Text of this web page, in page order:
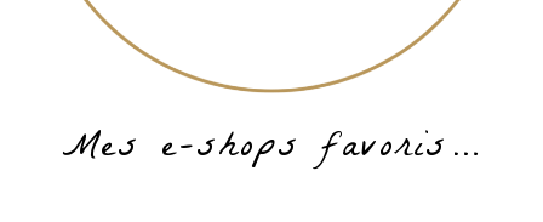
Mes e-shops favoris…